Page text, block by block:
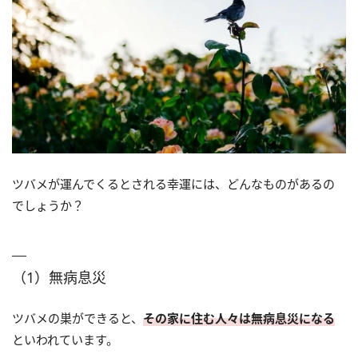
ツバメが運んでくるとされる幸運には、どんなものがあるの
でしょうか？
（1）無病息災
ツバメの巣ができると、 その家に住む人々は無病息災になる
といわれています。